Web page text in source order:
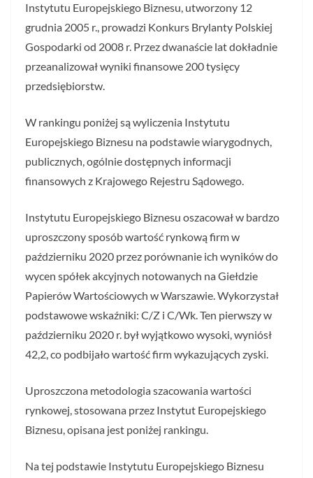
Instytutu Europejskiego Biznesu, utworzony 12
grudnia 2005 r., prowadzi Konkurs Brylanty Polskiej
Gospodarki od 2008 r. Przez dwanaście lat dokładnie
przeanalizował wyniki finansowe 200 tysięcy
przedsiębiorstw.
W rankingu poniżej są wyliczenia Instytutu
Europejskiego Biznesu na podstawie wiarygodnych,
publicznych, ogólnie dostępnych informacji
finansowych z Krajowego Rejestru Sądowego.
Instytutu Europejskiego Biznesu oszacował w bardzo
uproszczony sposób wartość rynkową firm w
październiku 2020 przez porównanie ich wyników do
wycen spółek akcyjnych notowanych na Giełdzie
Papierów Wartościowych w Warszawie. Wykorzystał
podstawowe wskaźniki: C/Z i C/Wk. Ten pierwszy w
październiku 2020 r. był wyjątkowo wysoki, wyniósł
42,2, co podbijało wartość firm wykazujących zyski.
Uproszczona metodologia szacowania wartości
rynkowej, stosowana przez Instytut Europejskiego
Biznesu, opisana jest poniżej rankingu.
Na tej podstawie Instytutu Europejskiego Biznesu